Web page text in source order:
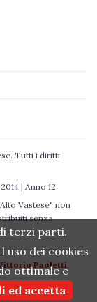
Tutti i diritti
| Anno 12
Vastese" non
senza
Paoletti
terzi parti.
uso dei cookies
ottimale e
ed accetta